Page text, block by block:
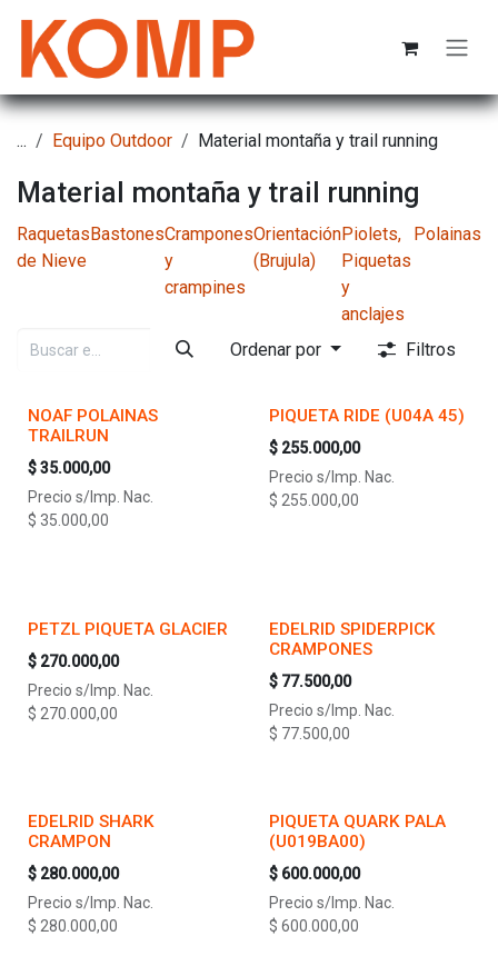
... Equipo Outdoor Material montaña y trail running
Material montaña y trail running
Raquetas
de Nieve
BastonesCrampones
y
crampines
Orientación
(Brujula)
Piolets,
Piquetas
y
anclajes
Polainas
Ordenar por Filtros
NOAF POLAINAS
TRAILRUN
$35.000,00
Precio s/Imp. Nac.
$ 35.000,00
PIQUETA RIDE (U04A 45)
$ 255.000,00
Precio s/Imp. Nac.
$ 255.000,00
PETZL PIQUETA GLACIER
$ 270.000,00
Precio s/Imp. Nac.
$ 270.000,00
EDELRID SPIDERPICK
CRAMPONES
$ 77.500,00
Precio s/Imp. Nac.
$ 77.500,00
EDELRID SHARK
CRAMPON
$ 280.000,00
Precio s/Imp. Nac.
$ 280.000,00
PIQUETA QUARK PALA
(U019BA00)
$ 600.000,00
Precio s/Imp. Nac.
$ 600.000,00